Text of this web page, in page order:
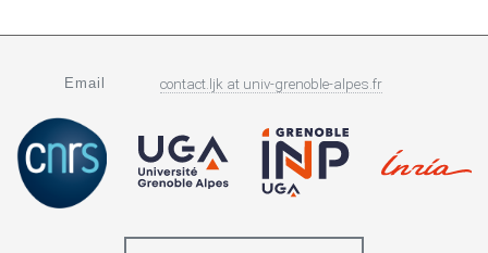
Email contact.ljk at univ-grenoble-alpes.fr